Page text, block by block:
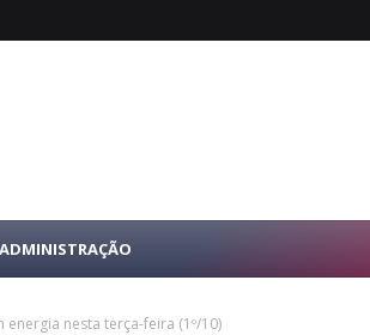
ADMINISTRAÇÃO
nesta terça-feira (1º/10)